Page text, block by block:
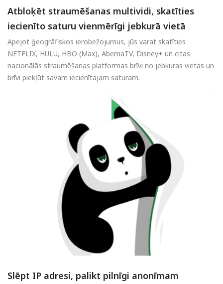
Atbloķēt straumēšanas multividi, skatīties
iecienīto saturu vienmērīgi jebkurā vietā
Apejot ģeogrāfiskos ierobežojumus, jūs varat skatīties
NETFLIX, HULU, HBO (Max), AbemaTV, Disney+ un citas
nacionālās straumēšanas platformas brīvi no jebkuras vietas un
brīvi piekļūt savam iecienītajam saturam.
Slēpt IP adresi, palikt pilnīgi anonīmam